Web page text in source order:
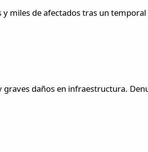
miles de afectados tras un
daños en infraestructura.